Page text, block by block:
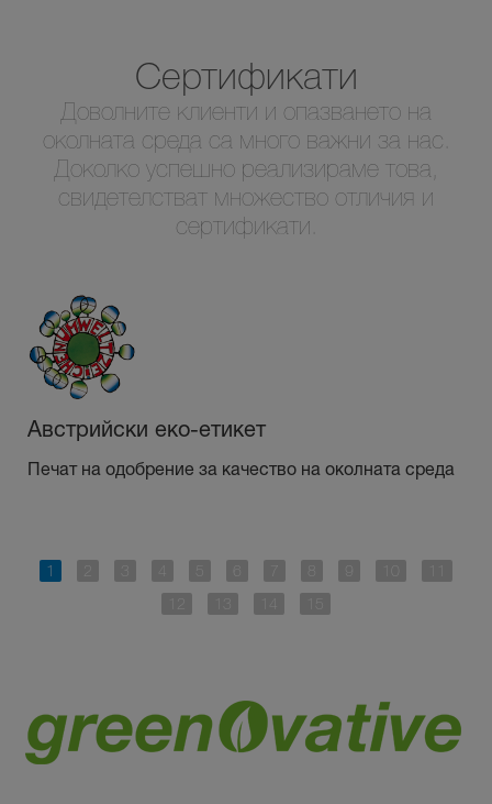
Сертификати
Доволните клиенти и опазването на
околната среда са много важни за нас.
Доколко успешно реализираме това,
свидетелстват множество отличия и
сертификати.
Австрийски еко-етикет
Печат на одобрение за качество на околната среда